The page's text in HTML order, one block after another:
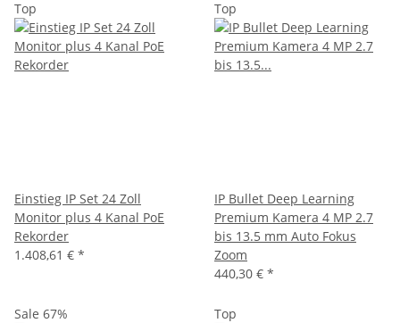
Top
Einstieg IP Set 24 Zoll
Monitor plus 4 Kanal PoE
Rekorder
1.408,61 € *
Top
IP Bullet Deep Learning
Premium Kamera 4 MP 2.7
bis 13.5 mm Auto Fokus
Zoom
440,30 € *
Sale 67% Top